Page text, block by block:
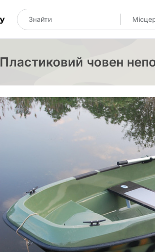
Пластиковий човен